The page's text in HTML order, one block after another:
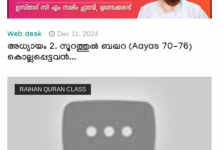
Web desk Dec 11, 2024
അധ്യായം 2. സൂറത്തുല്‍ ബഖറ (Aayas 70-76)
കൊല്ലപ്പെട്ടവന്‍...
RAIHAN QURAN CLASS